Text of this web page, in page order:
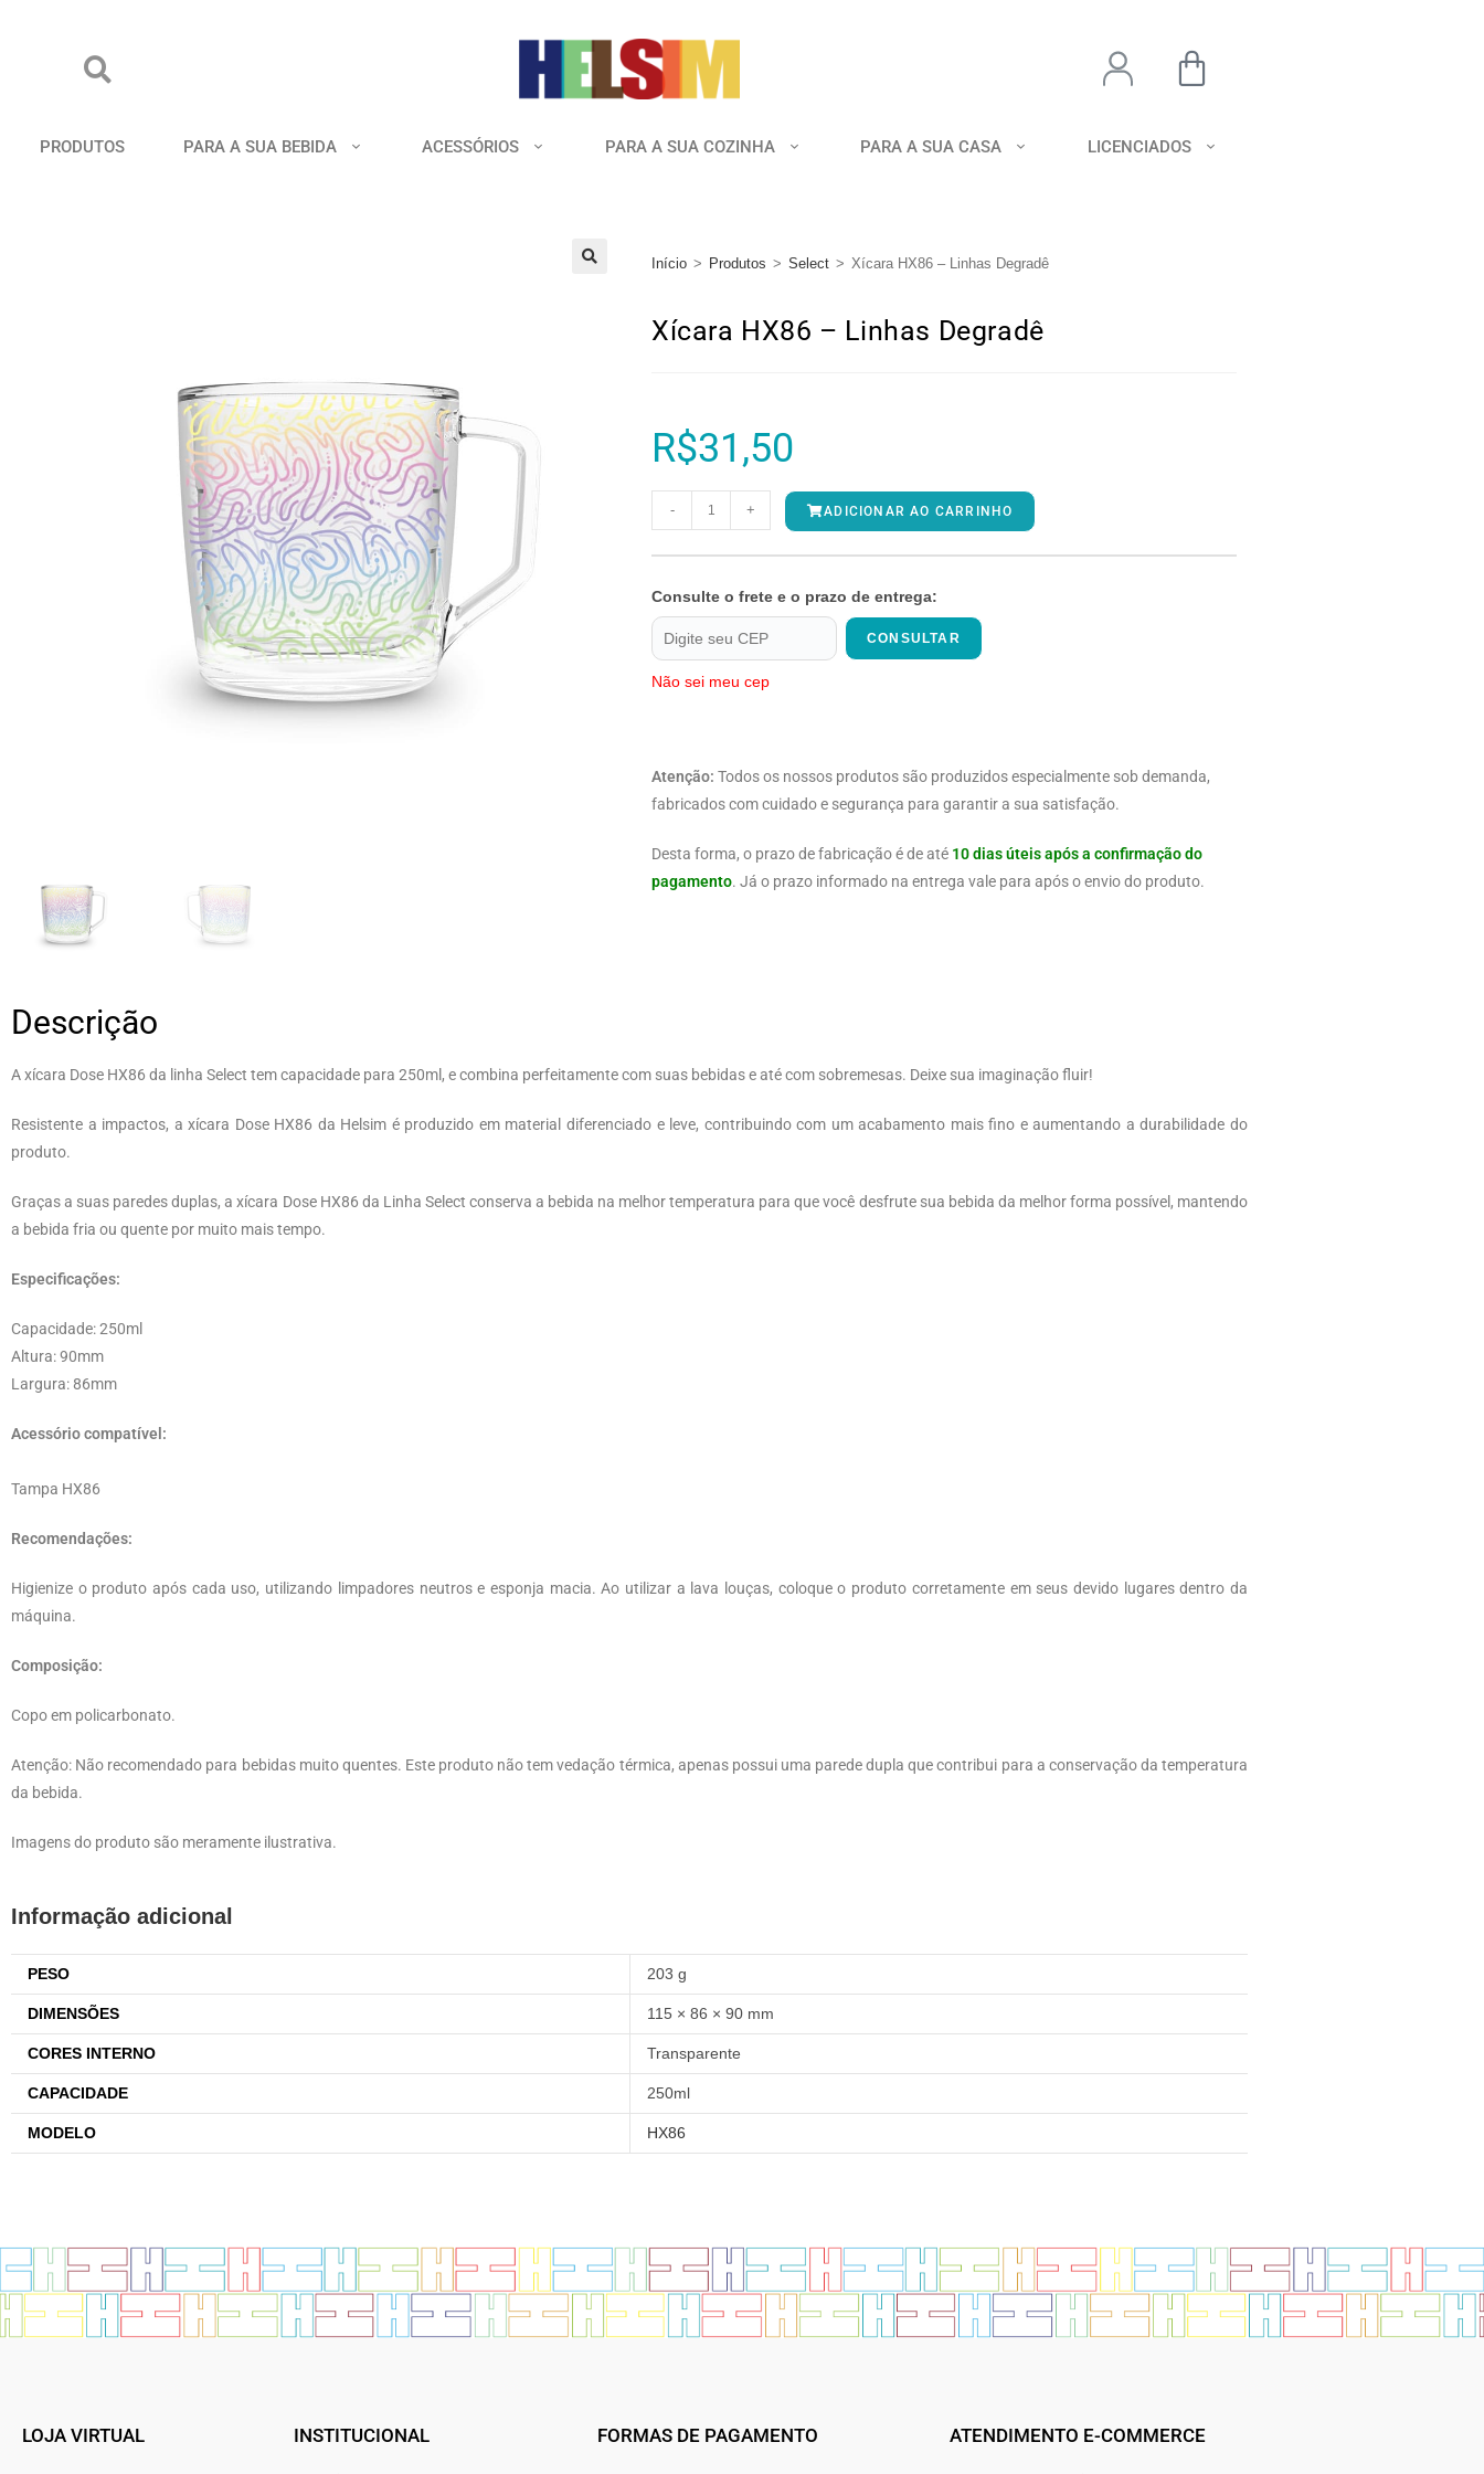
PRODUTOS PARA A SUA BEBIDA ACESSÓRIOS PARA A SUA COZINHA PARA A SUA CASA LICENCIADOS
Início > Produtos > Select > Xícara HX86 – Linhas Degradê
Xícara HX86 – Linhas Degradê
R$31,50
- + ADICIONAR AO CARRINHO
Consulte o frete e o prazo de entrega:
CONSULTAR
Não sei meu cep
Atenção: Todos os nossos produtos são produzidos especialmente sob demanda,
fabricados com cuidado e segurança para garantir a sua satisfação.
Desta forma, o prazo de fabricação é de até 10 dias úteis após a confirmação do
pagamento. Já o prazo informado na entrega vale para após o envio do produto.
Descrição
A xícara Dose HX86 da linha Select tem capacidade para 250ml, e combina perfeitamente com suas bebidas e até com sobremesas. Deixe sua imaginação fluir!
Resistente a impactos, a xícara Dose HX86 da Helsim é produzido em material diferenciado e leve, contribuindo com um acabamento mais fino e aumentando a durabilidade do
produto.
Graças a suas paredes duplas, a xícara Dose HX86 da Linha Select conserva a bebida na melhor temperatura para que você desfrute sua bebida da melhor forma possível, mantendo
a bebida fria ou quente por muito mais tempo.
Especificações:
Capacidade: 250ml
Altura: 90mm
Largura: 86mm
Acessório compatível:
Tampa HX86
Recomendações:
Higienize o produto após cada uso, utilizando limpadores neutros e esponja macia. Ao utilizar a lava louças, coloque o produto corretamente em seus devido lugares dentro da
máquina.
Composição:
Copo em policarbonato.
Atenção: Não recomendado para bebidas muito quentes. Este produto não tem vedação térmica, apenas possui uma parede dupla que contribui para a conservação da temperatura
da bebida.
Imagens do produto são meramente ilustrativa.
Informação adicional
PESO 203 g
DIMENSÕES 115 × 86 × 90 mm
CORES INTERNO Transparente
CAPACIDADE 250ml
MODELO HX86
LOJA VIRTUAL INSTITUCIONAL FORMAS DE PAGAMENTO ATENDIMENTO E-COMMERCE